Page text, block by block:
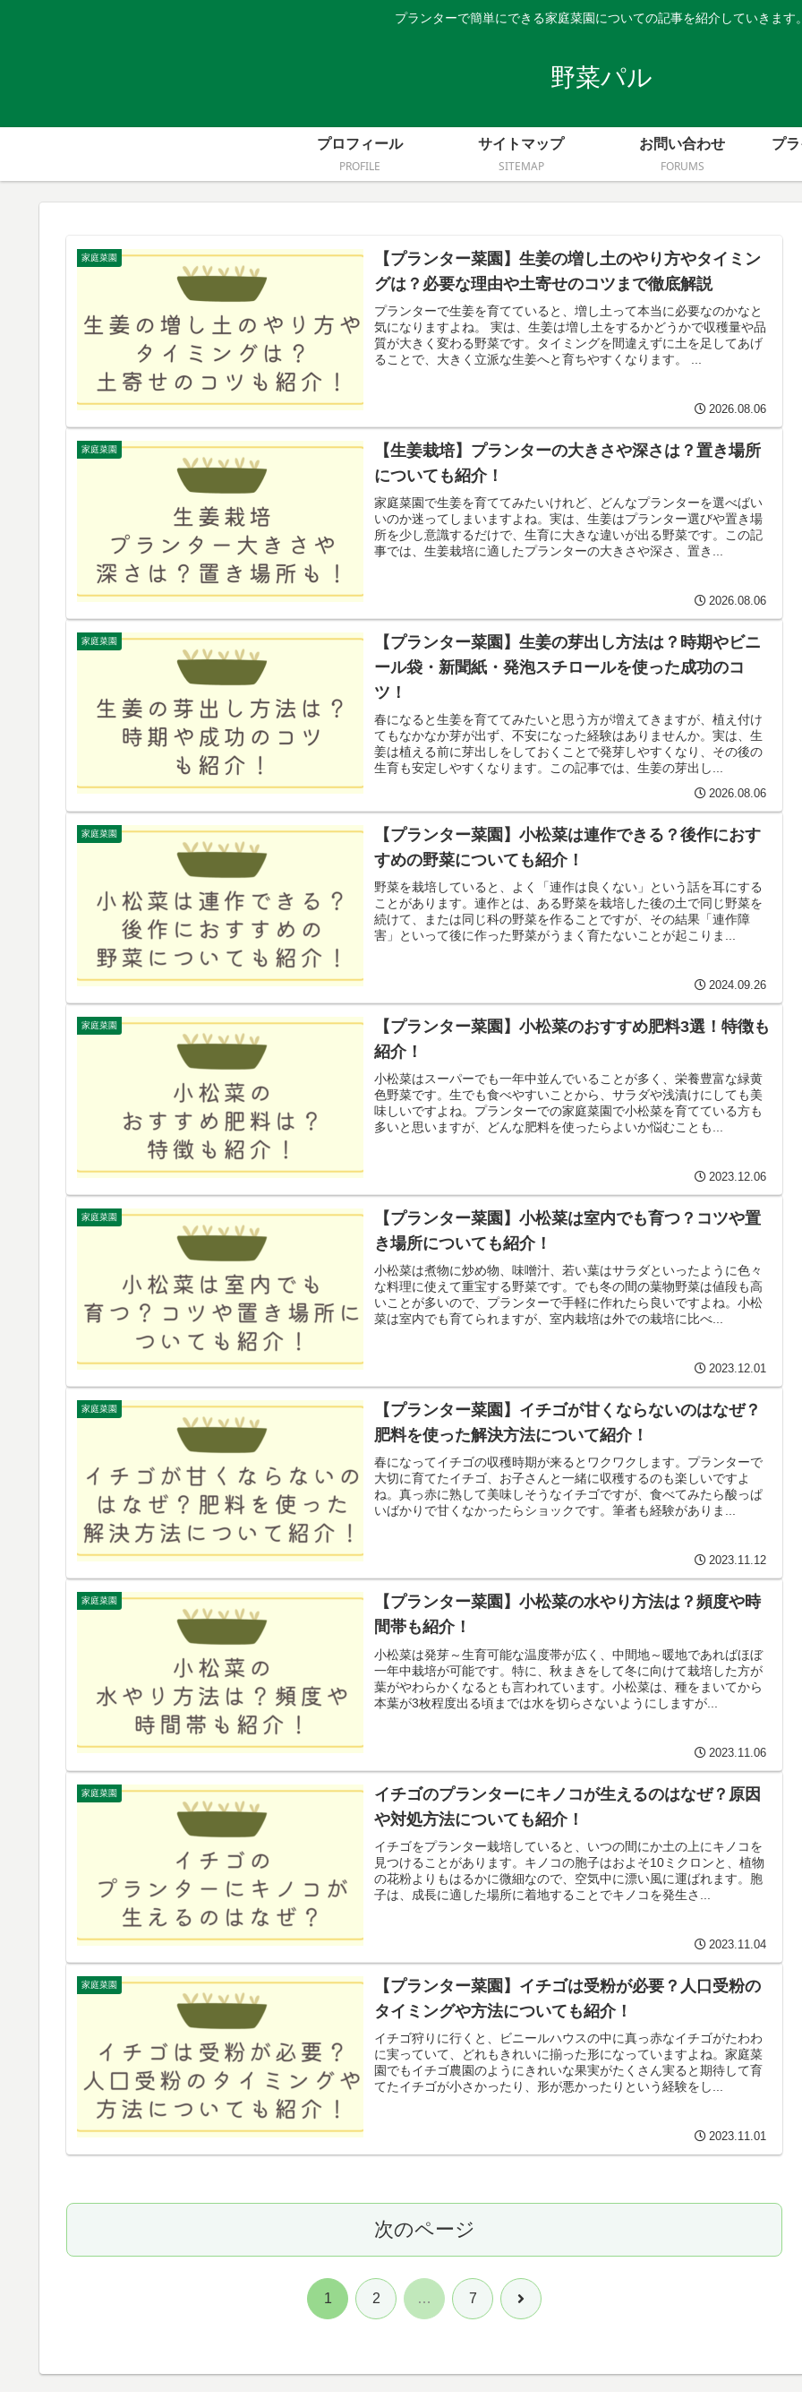
プランターで簡単にできる家庭菜園についての記事を紹介していきます
野菜パル
プロフィール
PROFILE
サイトマップ
SITEMAP
お問い合わせ
FORUMS
プ
家庭菜園
【プランター菜園】生姜の増し土のやり方やタイミン
グは？必要な理由や土寄せのコツまで徹底解説
プランターで生姜を育てていると、増し土って本当に必要なのかなと
気になりますよね。 実は、生姜は増し土をするかどうかで収穫量や品
質が大きく変わる野菜です。タイミングを間違えずに土を足してあげ
ることで、大きく立派な生姜へと育ちやすくなります。 ...
2026.08.06
家庭菜園
【生姜栽培】プランターの大きさや深さは？置き場所
についても紹介！
家庭菜園で生姜を育ててみたいけれど、どんなプランターを選べばい
いのか迷ってしまいますよね。実は、生姜はプランター選びや置き場
所を少し意識するだけで、生育に大きな違いが出る野菜です。この記
事では、生姜栽培に適したプランターの大きさや深さ、置き...
2026.08.06
家庭菜園
【プランター菜園】生姜の芽出し方法は？時期やビニ
ール袋・新聞紙・発泡スチロールを使った成功のコ
ツ！
春になると生姜を育ててみたいと思う方が増えてきますが、植え付け
てもなかなか芽が出ず、不安になった経験はありませんか。実は、生
姜は植える前に芽出しをしておくことで発芽しやすくなり、その後の
生育も安定しやすくなります。この記事では、生姜の芽出し...
2026.08.06
家庭菜園
【プランター菜園】小松菜は連作できる？後作におす
すめの野菜についても紹介！
野菜を栽培していると、よく「連作は良くない」という話を耳にする
ことがあります。連作とは、ある野菜を栽培した後の土で同じ野菜を
続けて、または同じ科の野菜を作ることですが、その結果「連作障
害」といって後に作った野菜がうまく育たないことが起こりま...
2024.09.26
家庭菜園
【プランター菜園】小松菜のおすすめ肥料3選！特徴も
紹介！
小松菜はスーパーでも一年中並んでいることが多く、栄養豊富な緑黄
色野菜です。生でも食べやすいことから、サラダや浅漬けにしても美
味しいですよね。プランターでの家庭菜園で小松菜を育てている方も
多いと思いますが、どんな肥料を使ったらよいか悩むことも...
2023.12.06
家庭菜園
【プランター菜園】小松菜は室内でも育つ？コツや置
き場所についても紹介！
小松菜は煮物に炒め物、味噌汁、若い葉はサラダといったように色々
な料理に使えて重宝する野菜です。でも冬の間の葉物野菜は値段も高
いことが多いので、プランターで手軽に作れたら良いですよね。小松
菜は室内でも育てられますが、室内栽培は外での栽培に比べ...
2023.12.01
家庭菜園
【プランター菜園】イチゴが甘くならないのはなぜ？
肥料を使った解決方法について紹介！
春になってイチゴの収穫時期が来るとワクワクします。プランターで
大切に育てたイチゴ、お子さんと一緒に収穫するのも楽しいですよ
ね。真っ赤に熟して美味しそうなイチゴですが、食べてみたら酸っぱ
いばかりで甘くなかったらショックです。筆者も経験がありま...
2023.11.12
家庭菜園
【プランター菜園】小松菜の水やり方法は？頻度や時
間帯も紹介！
小松菜は発芽～生育可能な温度帯が広く、中間地～暖地であればほぼ
一年中栽培が可能です。特に、秋まきをして冬に向けて栽培した方が
葉がやわらかくなるとも言われています。小松菜は、種をまいてから
本葉が3枚程度出る頃までは水を切らさないようにしますが...
2023.11.06
家庭菜園
イチゴのプランターにキノコが生えるのはなぜ？原因
や対処方法についても紹介！
イチゴをプランター栽培していると、いつの間にか土の上にキノコを
見つけることがあります。キノコの胞子はおよそ10ミクロンと、植物
の花粉よりもはるかに微細なので、空気中に漂い風に運ばれます。胞
子は、成長に適した場所に着地することでキノコを発生さ...
2023.11.04
家庭菜園
【プランター菜園】イチゴは受粉が必要？人口受粉の
タイミングや方法についても紹介！
イチゴ狩りに行くと、ビニールハウスの中に真っ赤なイチゴがたわわ
に実っていて、どれもきれいに揃った形になっていますよね。家庭菜
園でもイチゴ農園のようにきれいな果実がたくさん実ると期待して育
てたイチゴが小さかったり、形が悪かったりという経験をし...
2023.11.01
次のページ
1 2 … 7 次